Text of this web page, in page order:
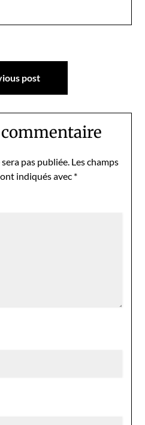
post
pas publiée. Les champs
indiqués avec *